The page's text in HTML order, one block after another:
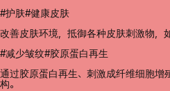
#护肤#健康皮肤
改善皮肤环境，抵御各种皮肤刺激物，
#减少皱纹#胶原蛋白再生
通过胶原蛋白再生、刺激成纤维细胞增
构。